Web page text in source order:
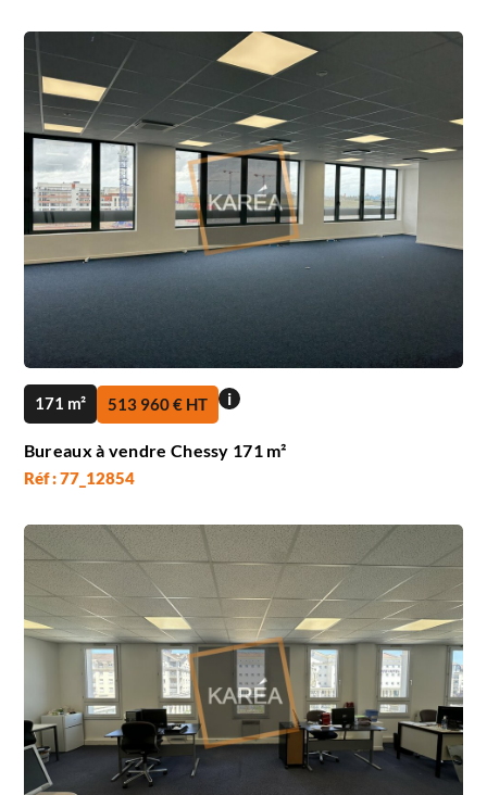
171 m² 513 960 € HT i
Bureaux à vendre Chessy 171 m²
Réf : 77_12854